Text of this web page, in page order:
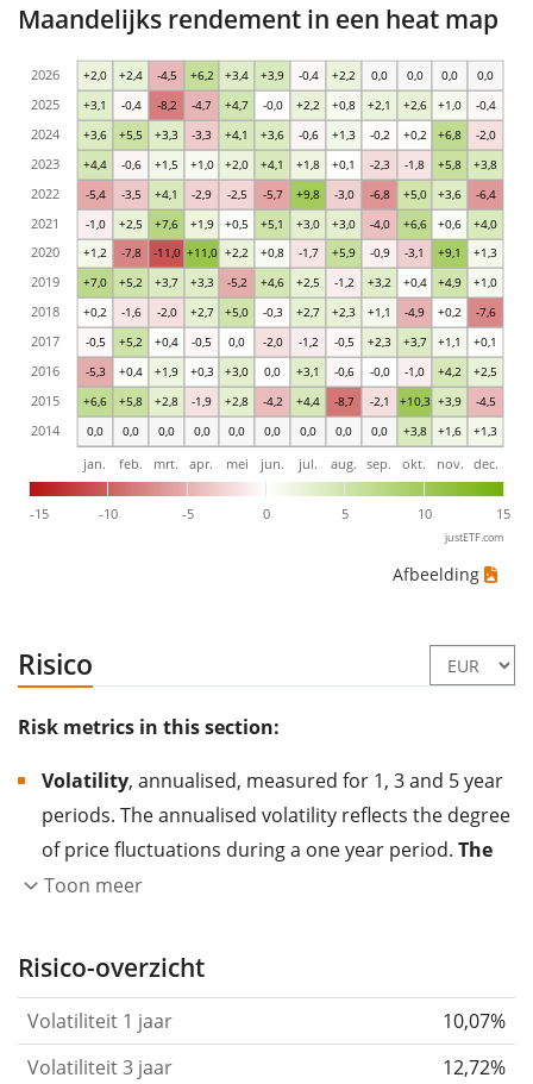
Maandelijks rendement in een heat map
0,0 0,0 0,0 0,0 0,0 0,0 0,0 0,0 0,0 +3,8 +1,6 +1,3
+6,6 +5,8 +2,8 -1,9 +2,8 -4,2 +4,4 -8,7 -2,1 +10,3 +3,9 -4,5
-5,3 +0,4 +1,9 +0,3 +3,0 0,0 +3,1 -0,6 -0,0 -1,0 +4,2 +2,5
-0,5 +5,2 +0,4 -0,5 0,0 -2,0 -1,2 -0,5 +2,3 +3,7 +1,1 +0,1
+0,2 -1,6 -2,0 +2,7 +5,0 -0,3 +2,7 +2,3 +1,1 -4,9 +0,2 -7,6
+7,0 +5,2 +3,7 +3,3 -5,2 +4,6 +2,5 -1,2 +3,2 +0,4 +4,9 +1,0
+1,2 -7,8 -11,0 +11,0 +2,2 +0,8 -1,7 +5,9 -0,9 -3,1 +9,1 +1,3
-1,0 +2,5 +7,6 +1,9 +0,5 +5,1 +3,0 +3,0 -4,0 +6,6 +0,6 +4,0
-5,4 -3,5 +4,1 -2,9 -2,5 -5,7 +9,8 -3,0 -6,8 +5,0 +3,6 -6,4
+4,4 -0,6 +1,5 +1,0 +2,0 +4,1 +1,8 +0,1 -2,3 -1,8 +5,8 +3,8
+3,6 +5,5 +3,3 -3,3 +4,1 +3,6 -0,6 +1,3 -0,2 +0,2 +6,8 -2,0
+3,1 -0,4 -8,2 -4,7 +4,7 -0,0 +2,2 +0,8 +2,1 +2,6 +1,0 -0,4
+2,0 +2,4 -4,5 +6,2 +3,4 +3,9 -0,4 +2,2 0,0 0,0 0,0 0,0
-15 -10 -5 0 5 10 15
jan. feb. mrt. apr. mei jun. jul. aug. sep. okt. nov. dec.
2014
2015
2016
2017
2018
2019
2020
2021
2022
2023
2024
2025
2026
justETF.com
Afbeelding
Risico
Risk metrics in this section:
Volatility, annualised, measured for 1, 3 and 5 year
periods. The annualised volatility reflects the degree
of price fluctuations during a one year period. The
higher the volatility, the more significantly the
the past.
Assets with higher volatility are generally
based on the data for the past 1, 3 and 5 years so
that you can see if price fluctuations for the ETF
Toon meer
Risico-overzicht
Volatiliteit 1 jaar
10,07%
Volatiliteit 3 jaar
12,72%